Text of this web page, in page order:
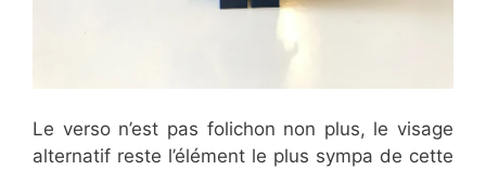
Le verso n’est pas folichon non plus, le visage
alternatif reste l’élément le plus sympa de cette